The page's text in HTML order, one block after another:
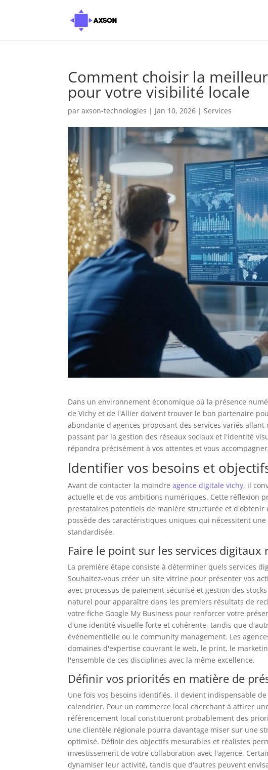
Comment choisir la
pour votre visibilité locale
paraxson-technologies | Jan 10, 2026 |Services
Dans un environnement économique où la présence
de Vichy et de l'Allier doivent trouver le bon partenaire
abondante d'agences proposant des services variés
passant par la gestion des réseaux sociaux et l'identité
répondra précisément à vos attentes et vous
Identifier vos besoins et
Avant de contacter la moindreagence digitale vichy, il
actuelle et de vos ambitions numériques. Cette réflexion
prestataires potentiels de manière structurée et
possède des caractéristiques uniques qui nécessitent
standardisée.
Faire le point sur les services digitaux
La première étape consiste à déterminer quels services
Souhaitez-vous créer un site vitrine pour présenter vos
avec processus de paiement sécurisé et gestion des
naturel pour apparaître dans les premiers résultats de
votre fiche Google My Business pour renforcer votre
d'une identité visuelle forte et cohérente, tandis que
événementielle ou le community management. Les
domaines d'expertise couvrant le web, le print, le
l'ensemble de ces disciplines avec la même excellence.
Définir vos priorités en matière de
Une fois vos besoins identifiés, il devient indispensable
calendrier. Pour un commerce local cherchant à attirer
référencement local constitueront probablement des
une clientèle régionale pourra davantage miser sur une
optimisé. Définir des objectifs mesurables et réalistes
investissement de votre collaboration avec l'agence.
dynamiser leur activité, tandis que d'autres peuvent